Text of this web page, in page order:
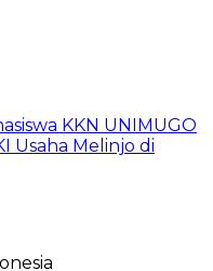
KKN UNIMUGO
Usaha Melinjo di